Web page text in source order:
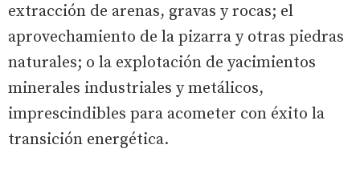
extracción de arenas, gravas y rocas; el
aprovechamiento de la pizarra y otras piedras
naturales; o la explotación de yacimientos
minerales industriales y metálicos,
imprescindibles para acometer con éxito la
transición energética.